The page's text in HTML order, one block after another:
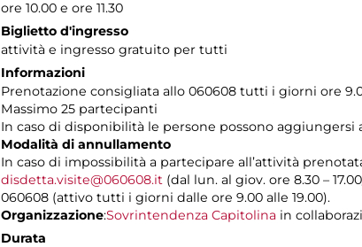
ore 10.00 e ore 11.30
Biglietto d'ingresso
attività e ingresso gratuito per tutti
Informazioni
Prenotazione consigliata allo 060608 tutti i giorni ore
Massimo 25 partecipanti
In caso di disponibilità le persone possono aggiungersi
Modalità di annullamento
In caso di impossibilità a partecipare all’attività
disdetta.visite@060608.it (dal lun. al giov. ore 8.30 –
060608 (attivo tutti i giorni dalle ore 9.00 alle 19.00).
Organizzazione:Sovrintendenza Capitolina in
Durata